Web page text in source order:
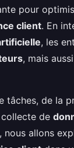
pour
client. En
, les
, mais
tâches, de la
collecte de
allons